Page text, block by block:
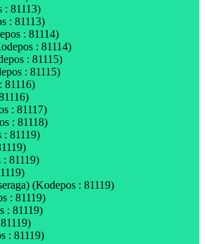
: 81113)
: 81113)
: 81114)
: 81114)
: 81115)
: 81115)
81116)
: 81117)
: 81118)
: 81119)
81119)
(Kodepos : 81119)
: 81119)
: 81119)
: 81119)